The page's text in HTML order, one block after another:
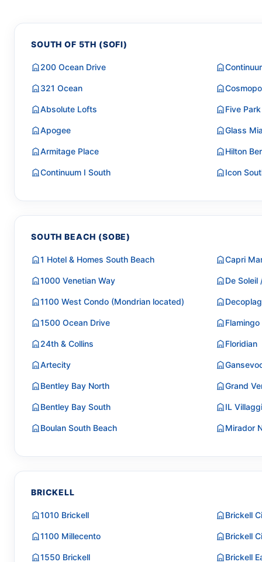
SOUTH OF 5TH (SOFI)
200 Ocean Drive
321 Ocean
Absolute Lofts
Apogee
Armitage Place
Continuum I South
Five
Glass
Hilton
Icon
SOUTH BEACH (SOBE)
1 Hotel & Homes South Beach
1000 Venetian Way
1100 West Condo (Mondrian located)
1500 Ocean Drive
24th & Collins
Artecity
Bentley Bay North
Bentley Bay South
Boulan South Beach
Capri
De Soleil
Flamingo
Floridian
Grand
IL
Mirador
BRICKELL
1010 Brickell
1100 Millecento
1550 Brickell
Brickell
Brickell
Brickell